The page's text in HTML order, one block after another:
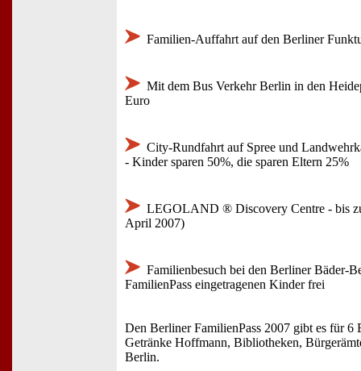
Familien-Auffahrt auf den Berliner
Mit dem Bus Verkehr Berlin in den
Euro
City-Rundfahrt auf Spree und
- Kinder sparen 50%, die sparen Eltern 25%
LEGOLAND ® Discovery Centre - bis
April 2007)
Familienbesuch bei den Berliner Bäder-
FamilienPass eingetragenen Kinder frei
Den Berliner FamilienPass 2007 gibt es für 6
Getränke Hoffmann, Bibliotheken,
Berlin.